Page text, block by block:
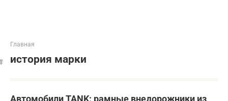
Главная
история марки
Автомобили TANK: рамные внедорожники из